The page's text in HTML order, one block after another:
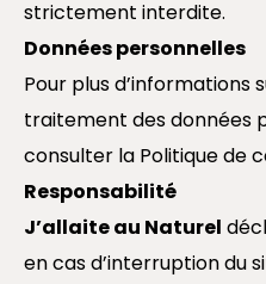
strictement interdite.
Données personnelles
Pour plus d’informations
traitement des données
consulter la Politique de
Responsabilité
J’allaite au Naturel
en cas d’interruption du